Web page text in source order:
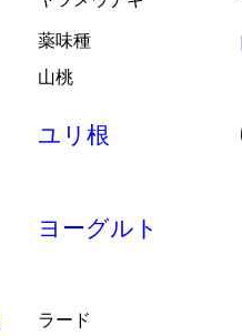
薬味種
山桃
ユリ根
ヨーグルト
ラード